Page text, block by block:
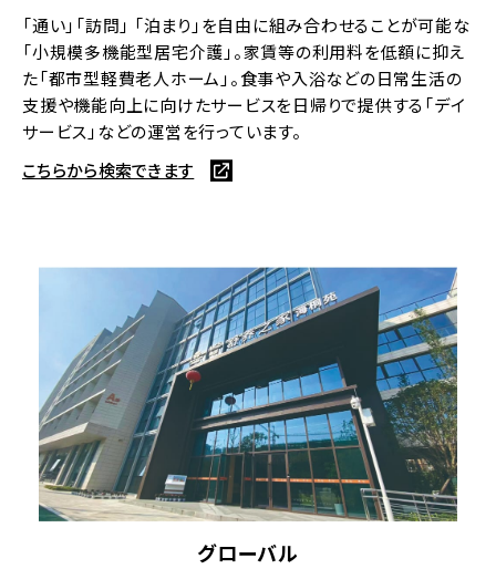
「通い」「訪問」 「泊まり」を自由に組み合わせることが可能な
「小規模多機能型居宅介護」。家賃等の利用料を低額に抑え
た「都市型軽費老人ホーム」。食事や入浴などの日常生活の
支援や機能向上に向けたサービスを日帰りで提供する「デイ
サービス」などの運営を行っています。
こちらから検索できます
グローバル